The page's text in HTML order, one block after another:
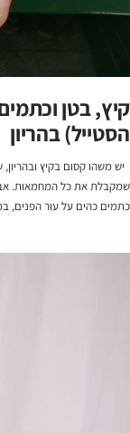
קיץ, בטן
הסטייל) בהריון
יש משהו קסום בקיץ
שמקבלת את כל המחמאות.
כתמים כהים על עור הפנים,